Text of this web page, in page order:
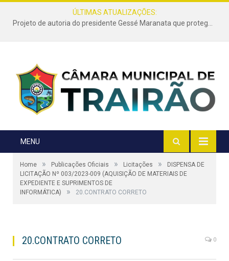
ÚLTIMAS ATUALIZAÇÕES:
Projeto de autoria do presidente Gessé Maranata que protege as estradas vicinais de Trairão é transformado em lei
MENU
Home » Publicações Oficiais » Licitações »
DISPENSA DE
LICITAÇÃO Nº 003/2023-009 (AQUISIÇÃO DE MATERIAIS DE
EXPEDIENTE E SUPRIMENTOS DE
INFORMÁTICA)
» 20.CONTRATO CORRETO
20.CONTRATO CORRETO 0